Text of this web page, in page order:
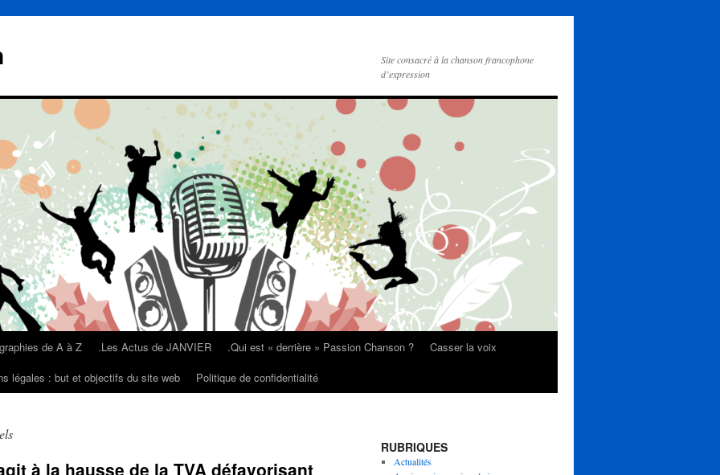
Site consacré à la chanson francophone
d’expression
de A à Z .Les Actus de JANVIER .Qui est « derrière » Passion Chanson ?
Casser la voix
légales : but et objectifs du site web Politique de confidentialité
à la hausse de la TVA défavorisant
RUBRIQUES
Actualités